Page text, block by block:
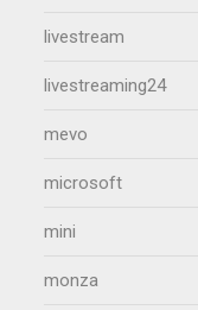
livestream
livestreaming24
mevo
microsoft
mini
monza